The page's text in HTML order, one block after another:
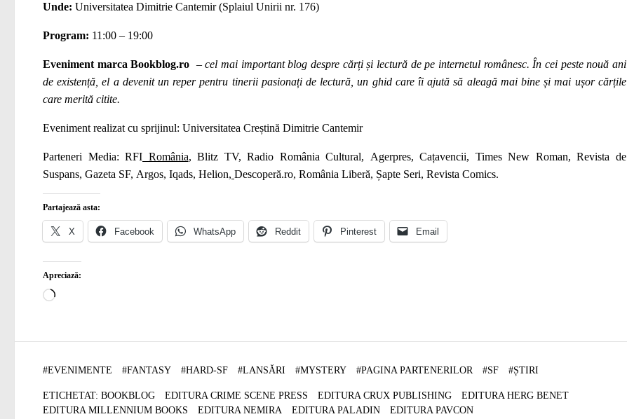
Unde: Universitatea Dimitrie Cantemir(Splaiul Unirii nr. 176)
Program: 11:00 – 19:00
Eveniment marca Bookblog.ro –cel mai important blog despre cărți și lectură de pe internetul românesc. În cei peste nouă ani
deexistență , el a devenit un reper pentru tinerii pasionați de lectură, un ghid care îi ajută să aleagă mai bine și mai ușor cărțile
care merită citite.
Eveniment realizat cu sprijinul: Universitatea Creștină Dimitrie Cantemir
Parteneri Media:RFI România,Blitz TV,Radio România Cultural, Agerpres, Cațavencii, Times New Roman,Revista de
Suspans, Gazeta SF, Argos, Iqads, Helion, Descoperă.ro, România Liberă, Șapte Seri, Revista Comics.
Partajează asta:
X Facebook WhatsApp Reddit Pinterest Email
Apreciază:
Încarc...
#EVENIMENTE #FANTASY #HARD-SF #LANSĂRI #MYSTERY #PAGINA PARTENERILOR #SF #ȘTIRI
ETICHETAT: BOOKBLOG EDITURA CRIME SCENE PRESS EDITURA CRUX PUBLISHING
EDITURA HERG BENET
EDITURA MILLENNIUM BOOKS
EDITURA NEMIRA EDITURA PALADIN
EDITURA PAVCON